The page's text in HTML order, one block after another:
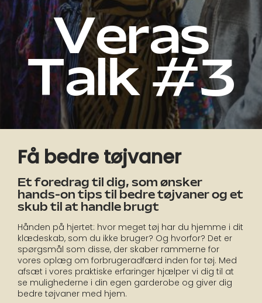
Veras
Talk #3
Få bedre tøjvaner
Et foredrag til dig, som ønsker
hands-on tips til bedre tøjvaner og et
skub til at handle brugt
Hånden på hjertet: hvor meget tøj har du hjemme i dit
klædeskab, som du ikke bruger? Og hvorfor? Det er
spørgsmål som disse, der skaber rammerne for
vores oplæg om forbrugeradfærd inden for tøj. Med
afsæt i vores praktiske erfaringer hjælper vi dig til at
se mulighederne i din egen garderobe og giver dig
bedre tøjvaner med hjem.